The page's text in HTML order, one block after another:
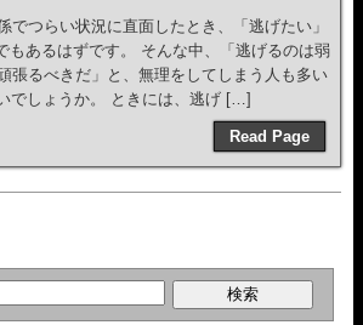
でつらい状況に直面したとき、「逃げたい」
もあるはずです。 そんな中、「逃げるのは弱
張るべきだ」と、無理をしてしまう人も多い
でしょうか。 ときには、逃げ […]
Read Page